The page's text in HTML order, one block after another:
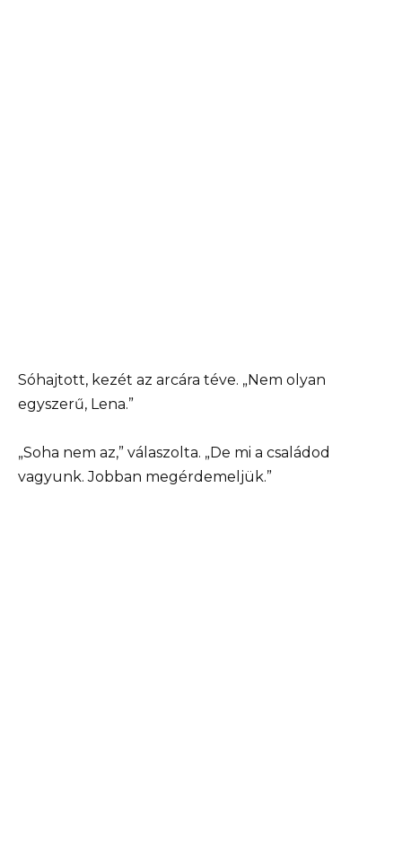
Sóhajtott, kezét az arcára téve. „Nem olyan
egyszerű, Lena.”
„Soha nem az,” válaszolta. „De mi a családod
vagyunk. Jobban megérdemeljük.”